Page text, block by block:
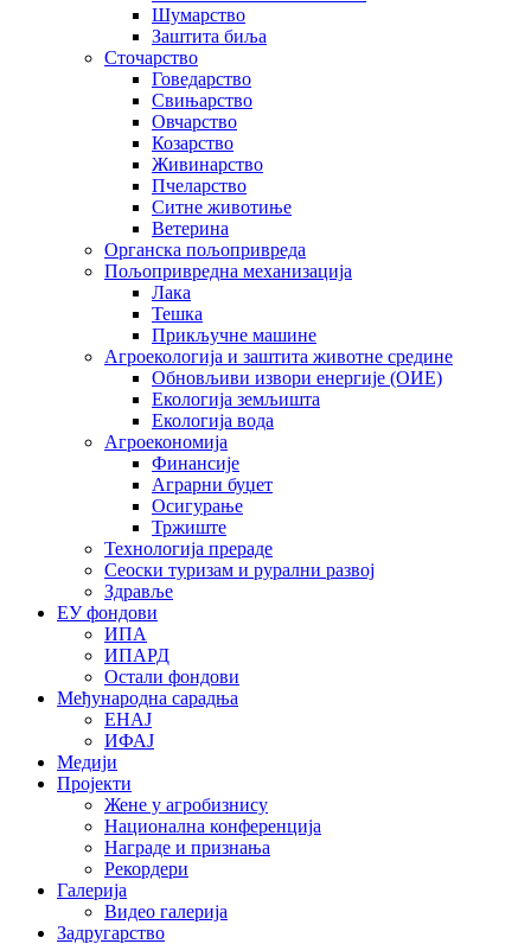
Шумарство
Заштита биља
Сточарство
Говедарство
Свињарство
Овчарство
Козарство
Живинарство
Пчеларство
Ситне животиње
Ветерина
Органска пољопривреда
Пољопривредна механизација
Лака
Тешка
Прикључне машине
Агроекологија и заштита животне средине
Обновљиви извори енергије (ОИЕ)
Екологија земљишта
Екологија вода
Агроекономија
Финансије
Аграрни буџет
Осигурање
Тржиште
Технологија прераде
Сеоски туризам и рурални развој
Здравље
ЕУ фондови
ИПА
ИПАРД
Остали фондови
Међународна сарадња
ЕНАЈ
ИФАЈ
Медији
Пројекти
Жене у агробизнису
Национална конференција
Награде и признања
Рекордери
Галерија
Видео галерија
Задругарство